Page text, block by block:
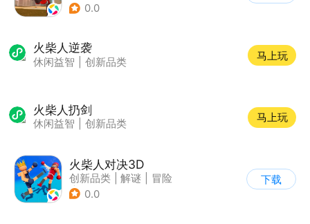
0.0
火柴人逆袭
休闲益智 创新品类
马上玩
火柴人扔剑
休闲益智 创新品类
马上玩
火柴人对决3D
创新品类 解谜
冒险
| 挑战破纪录
0.0
下载